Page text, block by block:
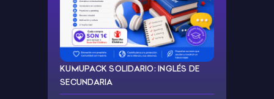
KUMUPACK SOLIDARIO: INGLÉS DE
SECUNDARIA